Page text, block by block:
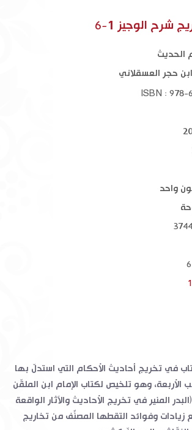
شرح الوجيز 1-6
الحديث
ابن حجر العسقلاني
واحد
في تخريج أحاديث الأحكام التي استدلّ بها
وهو تلخيص لكتاب الإمام ابن الملقّن
(البدر المنير في تخريج الأحاديث والآثار الواقعة
زيادات وفوائد التقطها المصنِّف من تخاريج